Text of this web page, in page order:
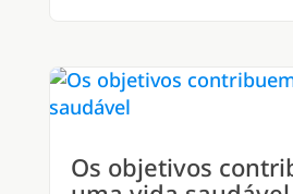
Os objetivos